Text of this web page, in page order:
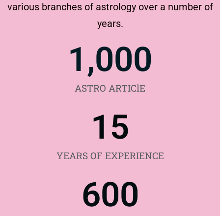
various branches of astrology over a number of
years.
ASTRO ARTIClE
1,000
YEARS OF EXPERIENCE
15
600